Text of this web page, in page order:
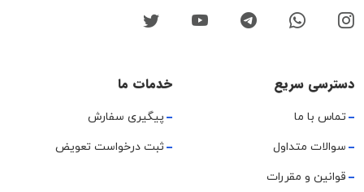
دسترسی سریع
تماس با ما
سوالات متداول
قوانین و مقررات
خدمات ما
پیگیری سفارش
ثبت درخواست تعویض